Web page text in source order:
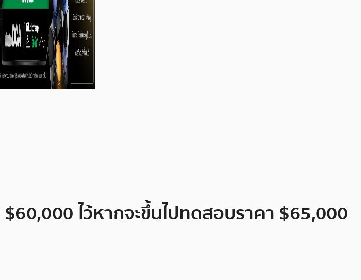
ไว้หากจะขึ้นไปทดสอบราคา $65,000